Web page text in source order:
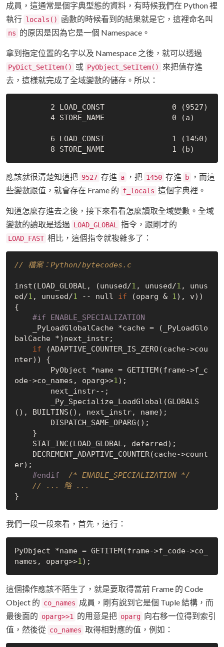
成員，這通常是個字典型態的資料，有時候我們在 Python 裡
執行 locals() 函數的時候看到的結果就是它，這裡命名叫
ns 的原因是因為它是一個 Namespace。
拿到指定位置的名字以及 Namespace 之後，就可以透過
PyDict_SetItem() 或 PyObject_SetItem()
來把值存進
去，這樣就完成了全域變數的儲存。所以：
應該就很清楚知道把 9527 存進 a ，把 1450 存進 b
，而這
些變數跟值，就會存在 Frame 的 f_locals 這個字典裡。
知道怎麼存進去之後，接下來看看怎麼讀取全域變數。全域
變數的讀取是透過 LOAD_GLOBAL 指令，跟剛才的
LOAD_FAST 相比，這個指令就複雜多了：
// 檔案：Python/bytecodes.c
inst(LOAD_GLOBAL, (unused/1 , unused/1 , unus
ed/1 , unused/1 -- null if (oparg & 1), v))
{
#if ENABLE_SPECIALIZATION
balCache *)next_instr;
if (ADAPTIVE_COUNTER_IS_ZERO(cache->cou
nter)) {
ode->co_names, oparg>>1);
(), BUILTINS(), next_instr, name);
er);
#endif
/* ENABLE_SPECIALIZATION */
// ... 略 ...
我們一段一段來看，首先，這行：
PyObject *name = GETITEM(frame->f_code->co_
names, oparg>>1
這個操作應該不陌生了，就是要取得當前 Frame 的 Code
Object 的 co_names 成員，剛有說到它是個 Tuple 結構，而
最後面的 oparg>>1 的用意是把 oparg 向右移一位得到索引
值，然後從 co_names 取得相對應的值，例如：